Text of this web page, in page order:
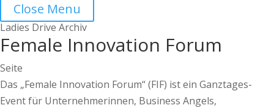
Close Menu
Ladies Drive Archiv
Female Innovation Forum
Seite
Das „Female Innovation Forum“ (FIF) ist ein Ganztages-
Event für Unternehmerinnen, Business Angels,